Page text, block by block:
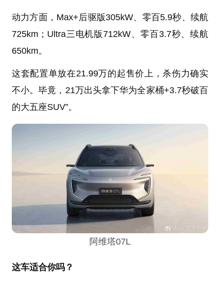
动力方面，Max+后驱版305kW、零百5.9秒、续航
725km；Ultra三电机版712kW、零百3.7秒、续航
650km。
这套配置单放在21.99万的起售价上，杀伤力确实
不小。毕竟，21万出头拿下华为全家桶+3.7秒破百
的大五座SUV”。
阿维塔07L
这车适合你吗？